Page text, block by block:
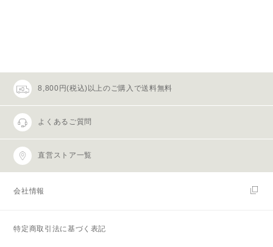
8,800円(税込)以上のご購入で送料無料
よくあるご質問
直営ストア一覧
会社情報
特定商取引法に基づく表記